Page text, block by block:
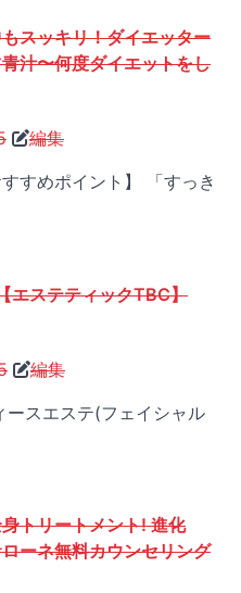
スッキリ！ダイエッター
汁〜何度ダイエットをし
編集
すめポイント】 「すっき
エステティックTBC】
編集
ースエステ(フェイシャル
トリートメント! 進化
ーネ無料カウンセリング